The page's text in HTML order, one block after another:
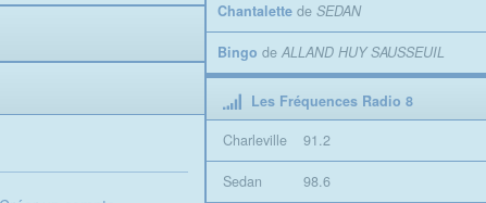
Chantalettede SEDAN
Bingo de ALLAND HUY SAUSSEUIL
Les Fréquences Radio 8
Charleville
91.2
Sedan 98.6